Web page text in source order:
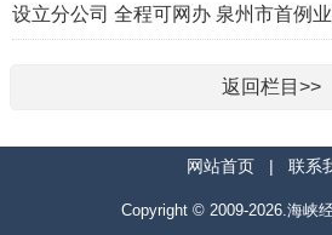
设立分公司 全程可网办 泉州市首例
返回栏目>>
网站首页 | 联系
Copyright © 2009-2026.海峡